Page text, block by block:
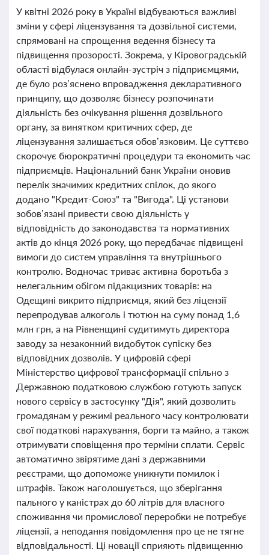
У квітні 2026 року в Україні відбуваються важливі
зміни у сфері ліцензування та дозвільної системи,
спрямовані на спрощення ведення бізнесу та
підвищення прозорості. Зокрема, у Кіровоградській
області відбулася онлайн-зустріч з підприємцями,
де було роз’яснено впровадження декларативного
принципу, що дозволяє бізнесу розпочинати
діяльність без очікування рішення дозвільного
органу, за винятком критичних сфер, де
ліцензування залишається обов’язковим. Це суттєво
скорочує бюрократичні процедури та економить час
підприємців. Національний банк України оновив
перелік значимих кредитних спілок, до якого
додано "Кредит-Союз" та "Вигода". Ці установи
зобов’язані привести свою діяльність у
відповідність до законодавства та нормативних
актів до кінця 2026 року, що передбачає підвищені
вимоги до систем управління та внутрішнього
контролю. Водночас триває активна боротьба з
нелегальним обігом підакцизних товарів: на
Одещині викрито підприємця, який без ліцензії
перепродував алкоголь і тютюн на суму понад 1,6
млн грн, а на Рівненщині судитимуть директора
заводу за незаконний видобуток супіску без
відповідних дозволів. У цифровій сфері
Міністерство цифрової трансформації спільно з
Державною податковою службою готують запуск
нового сервісу в застосунку "Дія", який дозволить
громадянам у режимі реального часу контролювати
свої податкові нарахування, борги та майно, а також
отримувати сповіщення про терміни сплати. Сервіс
автоматично звірятиме дані з державними
реєстрами, що допоможе уникнути помилок і
штрафів. Також наголошується, що зберігання
пального у каністрах до 60 літрів для власного
споживання чи промислової переробки не потребує
ліцензії, а неподання повідомлення про це не тягне
відповідальності. Ці новації сприяють підвищенню